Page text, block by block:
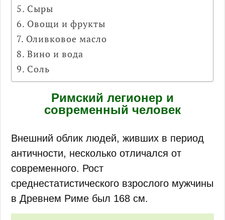
Сыры
Овощи и фрукты
Оливковое масло
Вино и вода
Соль
Римский легионер и
современный человек
Внешний облик людей, живших в период
античности, несколько отличался от
современного. Рост
среднестатистического взрослого мужчины
в Древнем Риме был 168 см.